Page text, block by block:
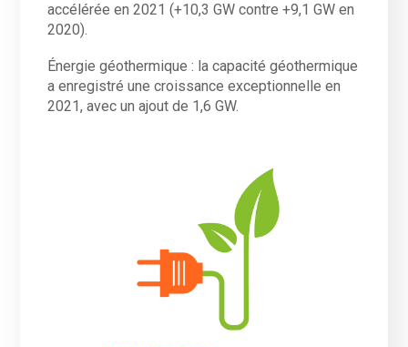
accélérée en 2021 (+10,3 GW contre +9,1 GW en
2020).
Énergie géothermique : la capacité géothermique
a enregistré une croissance exceptionnelle en
2021, avec un ajout de 1,6 GW.